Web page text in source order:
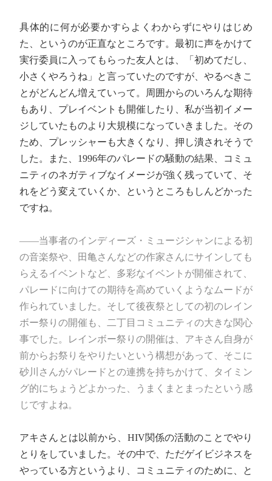
具体的に何が必要かすらよくわからずにやりはじめ
た、というのが正直なところです。最初に声をかけて
実行委員に入ってもらった友人とは、「初めてだし、
小さくやろうね」と言っていたのですが、やるべきこ
とがどんどん増えていって。周囲からのいろんな期待
もあり、プレイベントも開催したり、私が当初イメー
ジしていたものより大規模になっていきました。その
ため、プレッシャーも大きくなり、押し潰されそうで
した。また、1996年のパレードの騒動の結果、コミュ
ニティのネガティブなイメージが強く残っていて、そ
れをどう変えていくか、というところもしんどかった
ですね。
――当事者のインディーズ・ミュージシャンによる初
の音楽祭や、田亀さんなどの作家さんにサインしても
らえるイベントなど、多彩なイベントが開催されて、
パレードに向けての期待を高めていくようなムードが
作られていました。そして後夜祭としての初のレイン
ボー祭りの開催も、二丁目コミュニティの大きな関心
事でした。レインボー祭りの開催は、アキさん自身が
前からお祭りをやりたいという構想があって、そこに
砂川さんがパレードとの連携を持ちかけて、タイミン
グ的にちょうどよかった、うまくまとまったという感
じですよね。
アキさんとは以前から、HIV関係の活動のことでやり
とりをしていました。その中で、ただゲイビジネスを
やっている方というより、コミュニティのために、と